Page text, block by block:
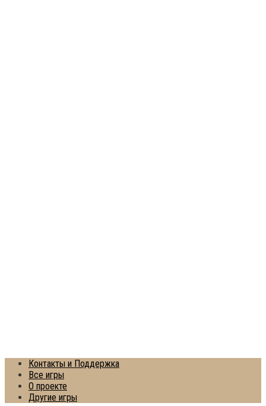
Контакты и Поддержка
Все игры
О проекте
Другие игры